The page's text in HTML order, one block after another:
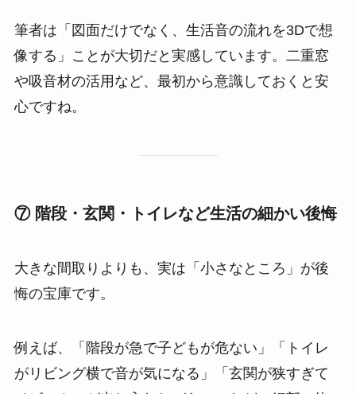
筆者は「図面だけでなく、生活音の流れを3Dで想
像する」ことが大切だと実感しています。二重窓
や吸音材の活用など、最初から意識しておくと安
心ですね。
⑦ 階段・玄関・トイレなど生活の細かい後悔
大きな間取りよりも、実は「小さなところ」が後
悔の宝庫です。
例えば、「階段が急で子どもが危ない」「トイレ
がリビング横で音が気になる」「玄関が狭すぎて